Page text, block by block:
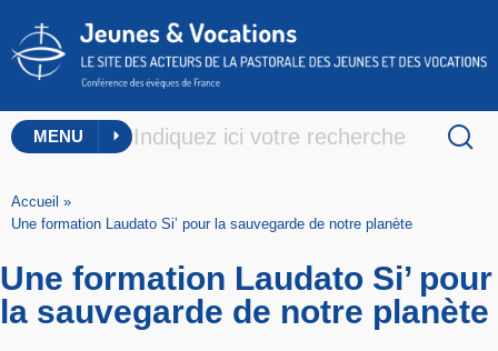
MENU
Accueil »
Une formation Laudato Si’ pour la sauvegarde de notre planète
Une formation Laudato Si’ pour
la sauvegarde de notre planète